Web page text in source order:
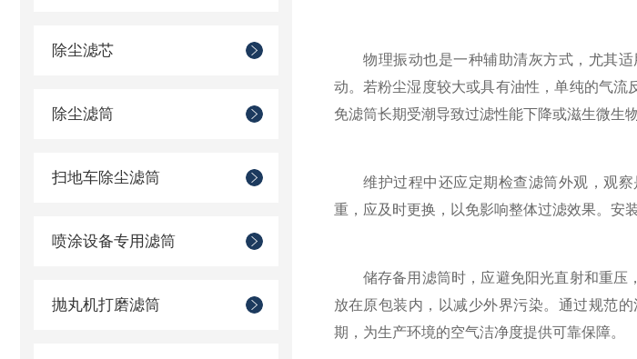
除尘滤芯
除尘滤筒
扫地车除尘滤筒
喷涂设备专用滤筒
抛丸机打磨滤筒
物理振动也是一种辅助清灰方式，尤其适
动。若粉尘湿度较大或具有油性，单纯的气
免滤筒长期受潮导致过滤性能下降或滋生微生物
维护过程中还应定期检查滤筒外观，观察
重，应及时更换，以免影响整体过滤效果。安
储存备用滤筒时，应避免阳光直射和重压
放在原包装内，以减少外界污染。通过规范
期，为生产环境的空气洁净度提供可靠保障。